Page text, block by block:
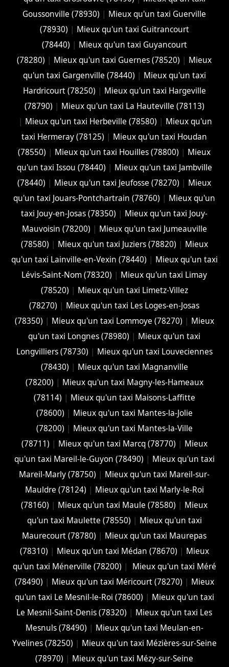
Goussonville (78930) | Mieux qu'un taxi Guerville
(78930) | Mieux qu'un taxi Guitrancourt
(78440) | Mieux qu'un taxi Guyancourt
(78280) | Mieux qu'un taxi Guernes (78520) | Mieux
qu'un taxi Gargenville (78440) | Mieux qu'un taxi
Hardricourt (78250) | Mieux qu'un taxi Hargeville
(78790) | Mieux qu'un taxi La Hauteville (78113)
| Mieux qu'un taxi Herbeville (78580) | Mieux qu'un
taxi Hermeray (78125) | Mieux qu'un taxi Houdan
(78550) | Mieux qu'un taxi Houilles (78800) | Mieux
qu'un taxi Issou (78440) | Mieux qu'un taxi Jambville
(78440) | Mieux qu'un taxi Jeufosse (78270) | Mieux
qu'un taxi Jouars-Pontchartrain (78760) | Mieux qu'un
taxi Jouy-en-Josas (78350) | Mieux qu'un taxi Jouy-
Mauvoisin (78200) | Mieux qu'un taxi Jumeauville
(78580) | Mieux qu'un taxi Juziers (78820) | Mieux
qu'un taxi Lainville-en-Vexin (78440) | Mieux qu'un taxi
Lévis-Saint-Nom (78320) | Mieux qu'un taxi Limay
(78520) | Mieux qu'un taxi Limetz-Villez
(78270) | Mieux qu'un taxi Les Loges-en-Josas
(78350) | Mieux qu'un taxi Lommoye (78270) | Mieux
qu'un taxi Longnes (78980) | Mieux qu'un taxi
Longvilliers (78730) | Mieux qu'un taxi Louveciennes
(78430) | Mieux qu'un taxi Magnanville
(78200) | Mieux qu'un taxi Magny-les-Hameaux
(78114) | Mieux qu'un taxi Maisons-Laffitte
(78600) | Mieux qu'un taxi Mantes-la-Jolie
(78200) | Mieux qu'un taxi Mantes-la-Ville
(78711) | Mieux qu'un taxi Marcq (78770) | Mieux
qu'un taxi Mareil-le-Guyon (78490) | Mieux qu'un taxi
Mareil-Marly (78750) | Mieux qu'un taxi Mareil-sur-
Mauldre (78124) | Mieux qu'un taxi Marly-le-Roi
(78160) | Mieux qu'un taxi Maule (78580) | Mieux
qu'un taxi Maulette (78550) | Mieux qu'un taxi
Maurecourt (78780) | Mieux qu'un taxi Maurepas
(78310) | Mieux qu'un taxi Médan (78670) | Mieux
qu'un taxi Ménerville (78200) |
Mieux qu'un taxi Méré
(78490) | Mieux qu'un taxi Méricourt (78270) | Mieux
qu'un taxi Le Mesnil-le-Roi (78600) | Mieux qu'un taxi
Le Mesnil-Saint-Denis (78320) | Mieux qu'un taxi Les
Mesnuls (78490) | Mieux qu'un taxi Meulan-en-
Yvelines (78250) | Mieux qu'un taxi Mézières-sur-Seine
(78970) | Mieux qu'un taxi Mézy-sur-Seine